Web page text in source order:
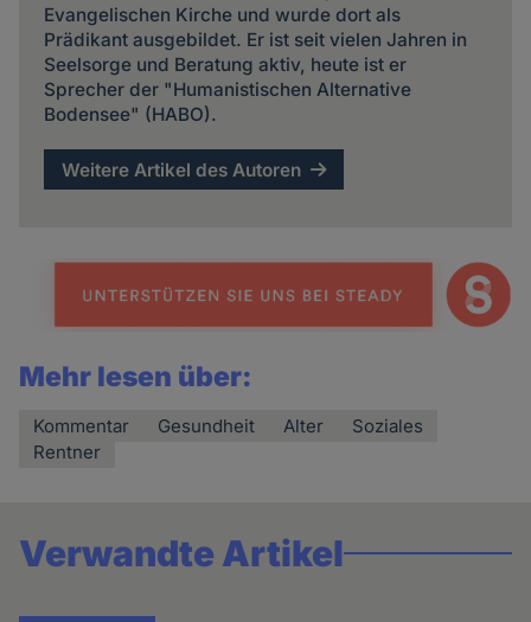
Evangelischen Kirche und wurde dort als
Prädikant ausgebildet. Er ist seit vielen Jahren in
Seelsorge und Beratung aktiv, heute ist er
Sprecher der "Humanistischen Alternative
Bodensee" (HABO).
Weitere Artikel des Autoren
Mehr lesen über:
Kommentar Gesundheit Alter
Soziales
Rentner
Verwandte Artikel